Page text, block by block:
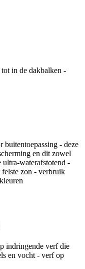
in de dakbalken -
buitentoepassing - deze
en dit zowel
ultra-waterafstotend -
felste zon - verbruik
indringende verf die
en vocht - verf op